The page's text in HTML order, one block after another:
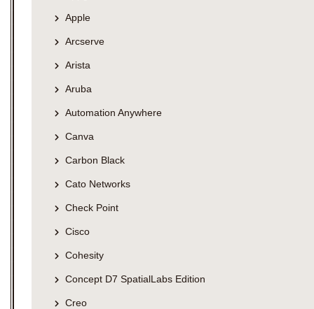
Apple
Arcserve
Arista
Aruba
Automation Anywhere
Canva
Carbon Black
Cato Networks
Check Point
Cisco
Cohesity
Concept D7 SpatialLabs Edition
Creo